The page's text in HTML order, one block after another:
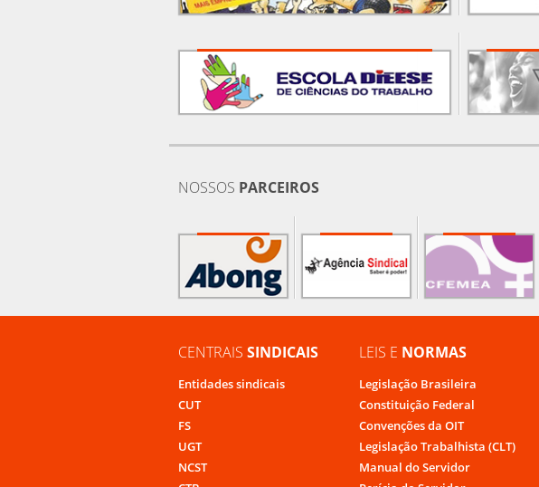
NOSSOS PARCEIROS
CENTRAIS SINDICAIS
Entidades sindicais
CUT
FS
UGT
NCST
LEIS E NORMAS
Legislação Brasileira
Constituição Federal
Convenções da OIT
Legislação Trabalhista (CLT)
Manual do Servidor